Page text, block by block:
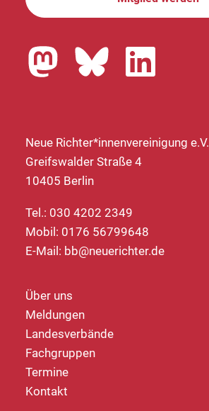
Neue Richter*innenvereinigung e.V.
Greifswalder Straße 4
10405 Berlin
Tel.: 030 4202 2349
Mobil: 0176 56799648
E-Mail: bb@neuerichter.de
Über uns
Meldungen
Landesverbände
Fachgruppen
Termine
Kontakt